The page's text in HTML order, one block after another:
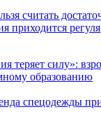
считать
приходится
спецодежды